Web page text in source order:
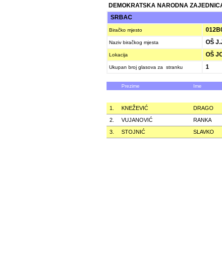
DEMOKRATSKA NARODNA
SRBAC
Biračko mjesto
Naziv biračkog mjesta OŠ
Lokacija OŠ
Ukupan broj glasova za stranku 1
Prezime Ime
1. KNEŽEVIĆ
DRAGO
2.
VUJANOVIĆ
RANKA
3.
STOJNIĆ SLAVKO